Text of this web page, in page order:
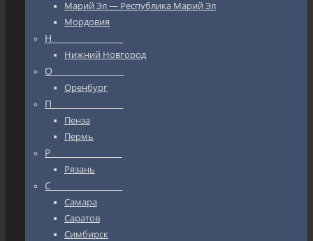
Марий Эл — Республика Марий Эл
Мордовия
Н_________________
Нижний Новгород
О_________________
Оренбург
П_________________
Пенза
Пермь
Р_________________
Рязань
С_________________
Самара
Саратов
Симбирск